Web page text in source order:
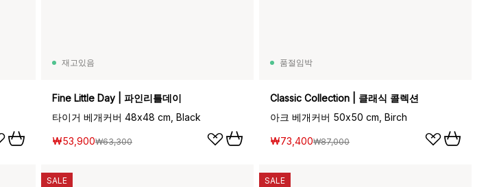
재고있음
Fine Little Day | 파인리틀데이
타이거 베개커버 48x48 cm, Black
₩53,900₩63,300
품절임박
Classic Collection | 클래식 콜렉션
아크 베개커버 50x50 cm, Birch
₩73,400₩87,000
SALE SALE